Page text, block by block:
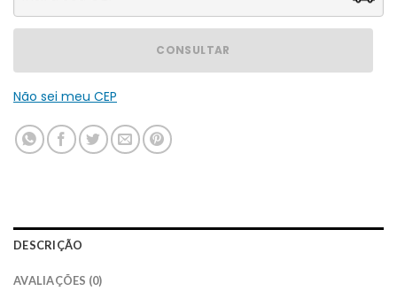
CONSULTAR
Não sei meu CEP
DESCRIÇÃO
AVALIAÇÕES (0)